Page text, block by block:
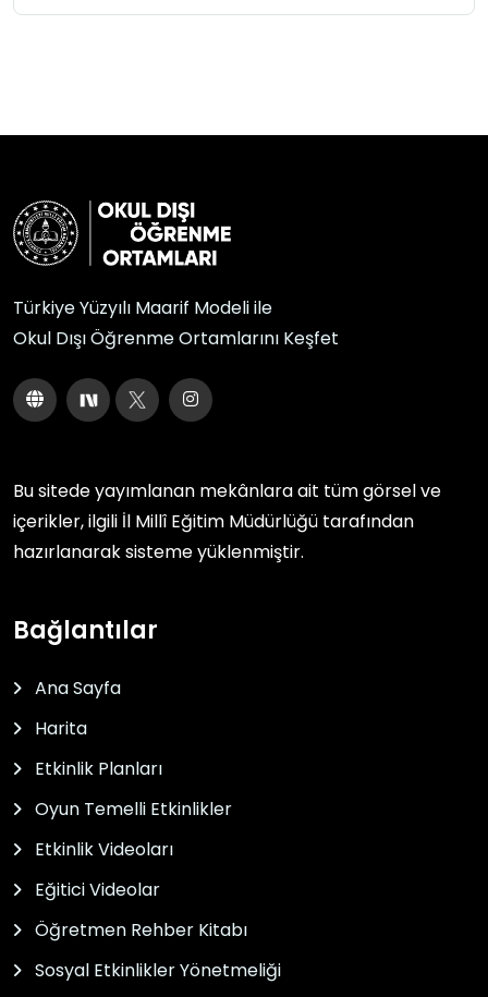
Türkiye Yüzyılı Maarif Modeli ile
Okul Dışı Öğrenme Ortamlarını Keşfet
Bu sitede yayımlanan mekânlara ait tüm görsel ve
içerikler, ilgili İl Millî Eğitim Müdürlüğü tarafından
hazırlanarak sisteme yüklenmiştir.
Bağlantılar
Ana Sayfa
Harita
Etkinlik Planları
Oyun Temelli Etkinlikler
Etkinlik Videoları
Eğitici Videolar
Öğretmen Rehber Kitabı
Sosyal Etkinlikler Yönetmeliği